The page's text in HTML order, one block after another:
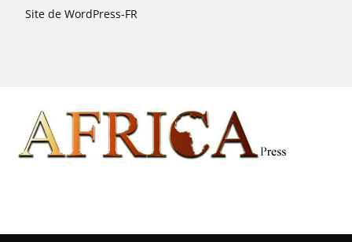
Site de WordPress-FR